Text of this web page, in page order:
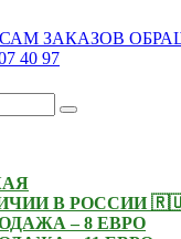
ЗАКАЗОВ
40 97
В РОССИИ
– 8 ЕВРО